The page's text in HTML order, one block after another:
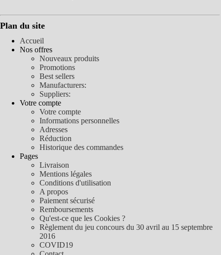
Plan du site
Accueil
Nos offres
Nouveaux produits
Promotions
Best sellers
Manufacturers:
Suppliers:
Votre compte
Votre compte
Informations personnelles
Adresses
Réduction
Historique des commandes
Pages
Livraison
Mentions légales
Conditions d'utilisation
A propos
Paiement sécurisé
Remboursements
Qu'est-ce que les Cookies ?
Règlement du jeu concours du 30 avril au 15 septembre
2016
COVID19